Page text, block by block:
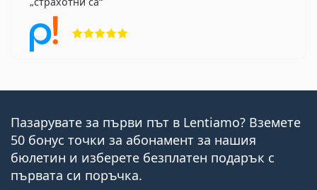
Пазарувате за първи път в Lentiamo? Вземете
50 бонус точки за абонамент за нашия
бюлетин и изберете безплатен подарък с
първата си поръчка.